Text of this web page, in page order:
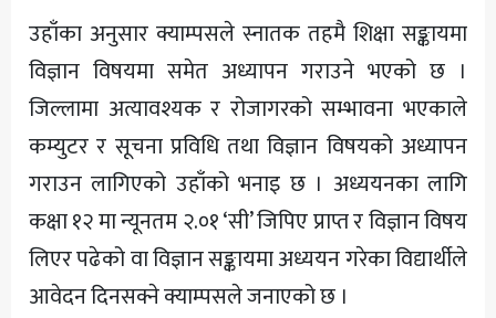
उहाँका अनुसार क्याम्पसले स्नातक तहमै शिक्षा सङ्कायमा
विज्ञान विषयमा समेत अध्यापन गराउने भएको छ ।
जिल्लामा अत्यावश्यक र रोजागरको सम्भावना भएकाले
कम्युटर र सूचना प्रविधि तथा विज्ञान विषयको अध्यापन
गराउन लागिएको उहाँको भनाइ छ । अध्ययनका लागि
कक्षा १२ मा न्यूनतम २.०१ ‘सी’ जिपिए प्राप्त र विज्ञान विषय
लिएर पढेको वा विज्ञान सङ्कायमा अध्ययन गरेका विद्यार्थीले
आवेदन दिनसक्ने क्याम्पसले जनाएको छ ।